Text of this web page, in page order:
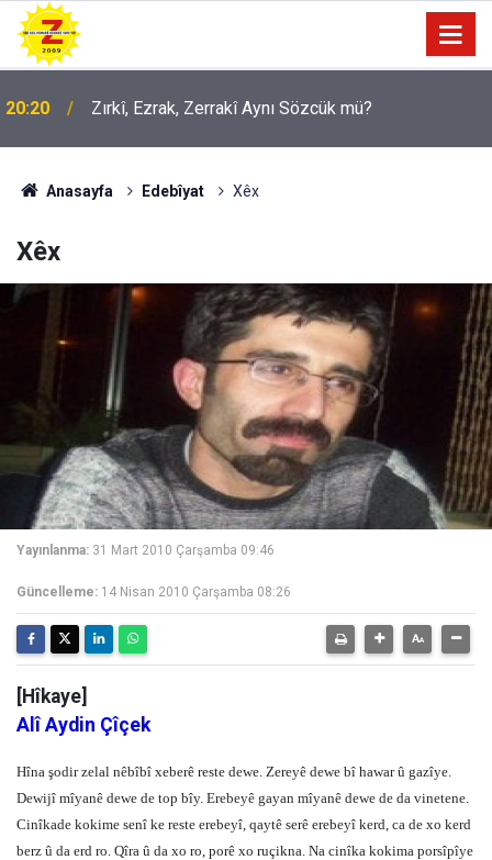
09:56 Ji Zilma Partîzanan Nimûneyeka Piçûk
Anasayfa Edebîyat Xêx
Xêx
Yayınlanma: 31 Mart 2010 Çarşamba 09:46
Güncelleme: 14 Nisan 2010 Çarşamba 08:26
[Hîkaye]
Alî Aydin Çîçek
Hîna şodir zelal nêbîbî xeberê reste dewe. Zereyê dewe bî hawar û gazîye.
Dewijî mîyanê dewe de top bîy. Erebeyê gayan mîyanê dewe de da vinetene.
Cinîkade kokime senî ke reste erebeyî, qaytê serê erebeyî kerd, ca de xo kerd
berz û da erd ro. Qîra û da xo ro, porê xo ruçikna. Na cinîka kokima porsîpîye